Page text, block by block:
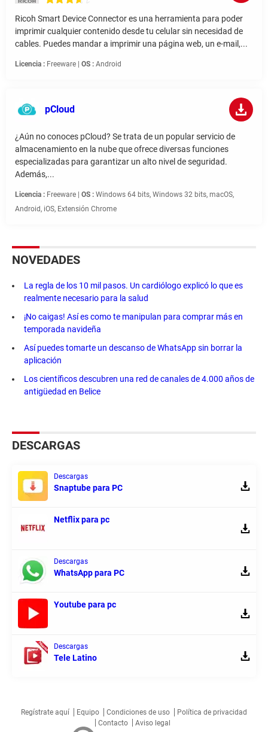
Ricoh Smart Device Connector es una herramienta para poder
imprimir cualquier contenido desde tu celular sin necesidad de
cables. Puedes mandar a imprimir una página web, un e-mail,...
Licencia : Freeware | OS : Android
pCloud
¿Aún no conoces pCloud? Se trata de un popular servicio de
almacenamiento en la nube que ofrece diversas funciones
especializadas para garantizar un alto nivel de seguridad.
Además,...
Licencia : Freeware | OS : Windows 64 bits, Windows 32 bits, macOS,
Android, iOS, Extensión Chrome
NOVEDADES
La regla de los 10 mil pasos. Un cardiólogo explicó lo que es
realmente necesario para la salud
¡No caigas! Así es como te manipulan para comprar más en
temporada navideña
Así puedes tomarte un descanso de WhatsApp sin borrar la
aplicación
Los científicos descubren una red de canales de 4.000 años de
antigüedad en Belice
DESCARGAS
Descargas
Snaptube para PC
Netflix para pc
Descargas
WhatsApp para PC
Youtube para pc
Descargas
Tele Latino
Regístrate aquí Equipo Condiciones de uso
Política de privacidad
Contacto
Aviso legal